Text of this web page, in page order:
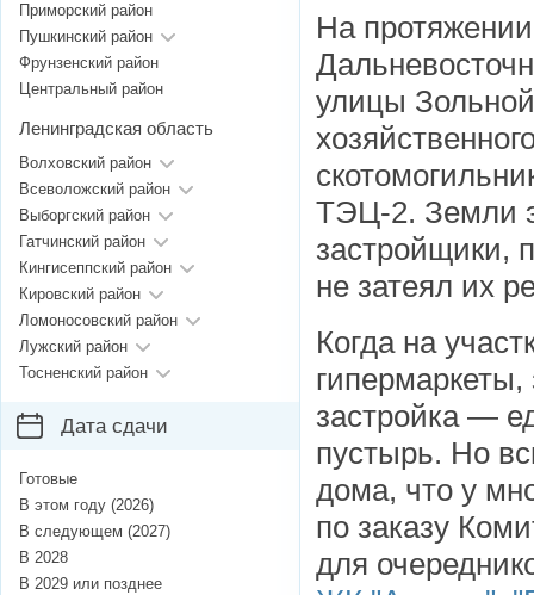
На
улицы
ТЭЦ-2. Земли
застройщики,
не затеял их
Когда на
застройка —
пустырь. Но
дома, что у
по заказу
для
Приморский район
Пушкинский район
Фрунзенский район
Центральный район
Ленинградская область
Волховский район
Всеволожский район
Выборгский район
Гатчинский район
Кингисеппский район
Кировский район
Ломоносовский район
Лужский район
Тосненский район
Дата сдачи
Готовые
В этом году (2026)
В следующем (2027)
В 2028
В 2029 или позднее